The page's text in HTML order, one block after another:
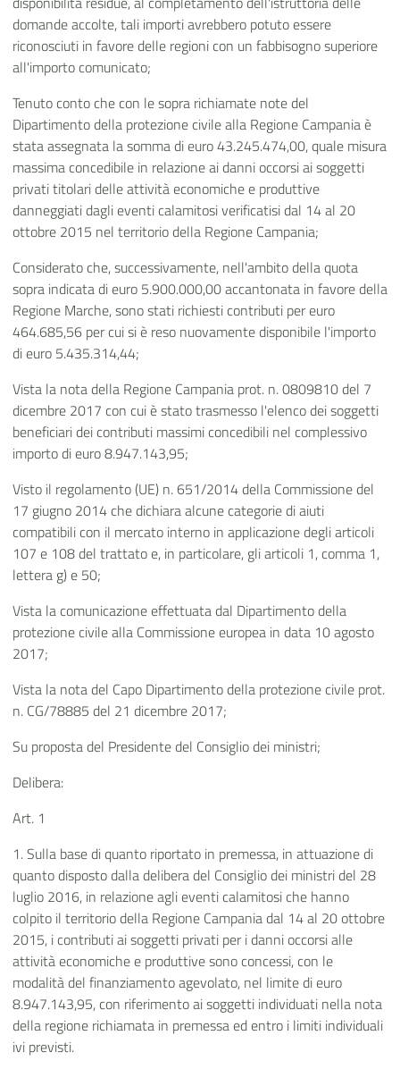
domande accolte, tali importi avrebbero potuto essere
riconosciuti in favore delle regioni con un fabbisogno superiore
all'importo comunicato;
Tenuto conto che con le sopra richiamate note del
Dipartimento della protezione civile alla Regione Campania è
stata assegnata la somma di euro 43.245.474,00, quale misura
massima concedibile in relazione ai danni occorsi ai soggetti
privati titolari delle attività economiche e produttive
danneggiati dagli eventi calamitosi verificatisi dal 14 al 20
ottobre 2015 nel territorio della Regione Campania;
Considerato che, successivamente, nell'ambito della quota
sopra indicata di euro 5.900.000,00 accantonata in favore della
Regione Marche, sono stati richiesti contributi per euro
464.685,56 per cui si è reso nuovamente disponibile l'importo
di euro 5.435.314,44;
Vista la nota della Regione Campania prot. n. 0809810 del 7
dicembre 2017 con cui è stato trasmesso l'elenco dei soggetti
beneficiari dei contributi massimi concedibili nel complessivo
importo di euro 8.947.143,95;
Visto il regolamento (UE) n. 651/2014 della Commissione del
17 giugno 2014 che dichiara alcune categorie di aiuti
compatibili con il mercato interno in applicazione degli articoli
107 e 108 del trattato e, in particolare, gli articoli 1, comma 1,
lettera g) e 50;
Vista la comunicazione effettuata dal Dipartimento della
protezione civile alla Commissione europea in data 10 agosto
2017;
Vista la nota del Capo Dipartimento della protezione civile prot.
n. CG/78885 del 21 dicembre 2017;
Su proposta del Presidente del Consiglio dei ministri;
Delibera:
Art. 1
1. Sulla base di quanto riportato in premessa, in attuazione di
quanto disposto dalla delibera del Consiglio dei ministri del 28
luglio 2016, in relazione agli eventi calamitosi che hanno
colpito il territorio della Regione Campania dal 14 al 20 ottobre
2015, i contributi ai soggetti privati per i danni occorsi alle
attività economiche e produttive sono concessi, con le
modalità del finanziamento agevolato, nel limite di euro
8.947.143,95, con riferimento ai soggetti individuati nella nota
della regione richiamata in premessa ed entro i limiti individuali
ivi previsti.